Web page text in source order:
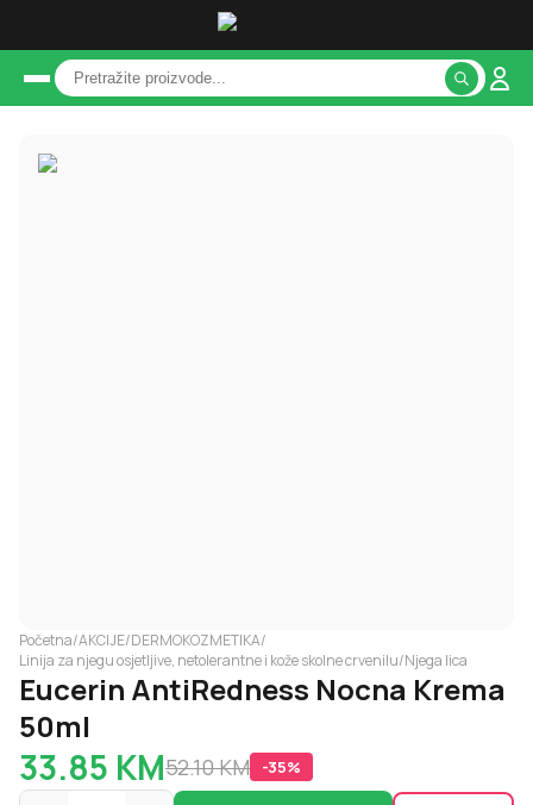
Početna/AKCIJE/DERMOKOZMETIKA/
Linija za njegu osjetljive, netolerantne i kože skolne crvenilu/Njega lica
Eucerin AntiRedness Nocna Krema
50ml
33.85 KM52.10KM -35%